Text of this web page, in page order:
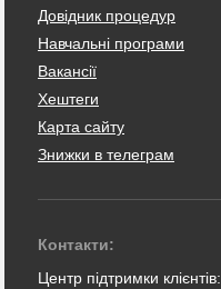
Довідник процедур
Навчальні програми
Вакансії
Хештеги
Карта сайту
Знижки в телеграм
Контакти:
Центр підтримки клієнтів: